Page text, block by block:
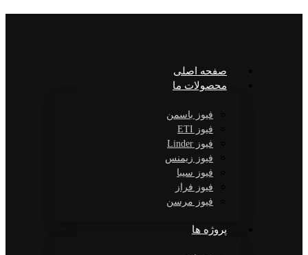
صفحه اصلی
محصولات ما
فیوز باسمن
فیوز ETI
فیوز Linder
فیوز زیمنس
فیوز سیبا
فیوز فراز
فیوز مرسن
پروژه ها